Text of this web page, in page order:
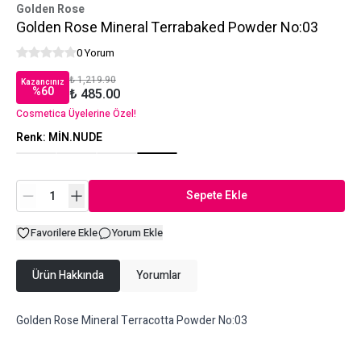
Golden Rose
Golden Rose Mineral Terrabaked Powder No:03
0 Yorum
Kazancınız
%60
₺ 1,219.90
₺ 485.00
Cosmetica Üyelerine Özel!
Renk: MİN.NUDE
Sepete Ekle
Favorilere Ekle Yorum Ekle
Ürün Hakkında Yorumlar
Golden Rose Mineral Terracotta Powder No:03